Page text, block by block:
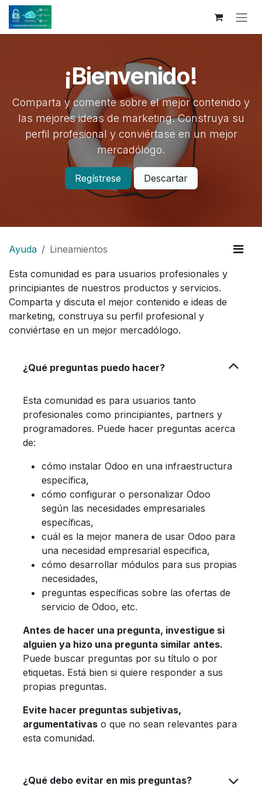
Ir al contenido
¡Bienvenido!
Comparta y comente sobre el mejor contenido y
las mejores ideas de marketing. Construya su
perfil profesional y conviértase en un mejor
mercadólogo.
Regístrese Descartar
Ayuda Lineamientos
Esta comunidad es para usuarios profesionales y
principiantes de nuestros productos y servicios.
Comparta y discuta el mejor contenido e ideas de
marketing, construya su perfil profesional y
conviértase en un mejor mercadólogo.
¿Qué preguntas puedo hacer?
Esta comunidad es para usuarios tanto
profesionales como principiantes, partners y
programadores. Puede hacer preguntas acerca
de:
cómo instalar Odoo en una infraestructura
específica,
cómo configurar o personalizar Odoo
según las necesidades empresariales
específicas,
cuál es la mejor manera de usar Odoo para
una necesidad empresarial especifica,
cómo desarrollar módulos para sus propias
necesidades,
preguntas específicas sobre las ofertas de
servicio de Odoo, etc.
Antes de hacer una pregunta, investigue si
alguien ya hizo una pregunta similar antes.
Puede buscar preguntas por su título o por
etiquetas. Está bien si quiere responder a sus
propias preguntas.
Evite hacer preguntas subjetivas,
argumentativas o que no sean relevantes para
esta comunidad.
¿Qué debo evitar en mis preguntas?